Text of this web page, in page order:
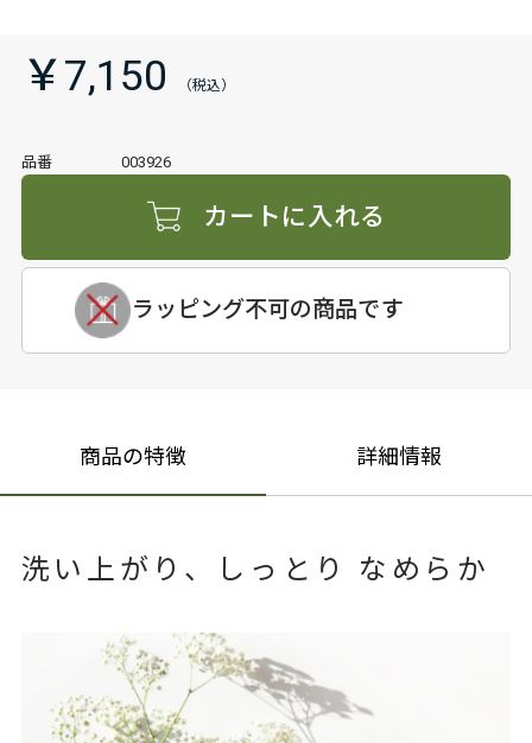
￥7,150
品番 003926
カートに入れる
ラッピング不可の商品です
商品の特徴 詳細情報
洗い上がり、しっとり なめらか